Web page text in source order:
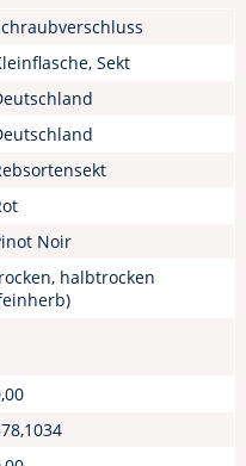
Sekt
Noir
halbtrocken